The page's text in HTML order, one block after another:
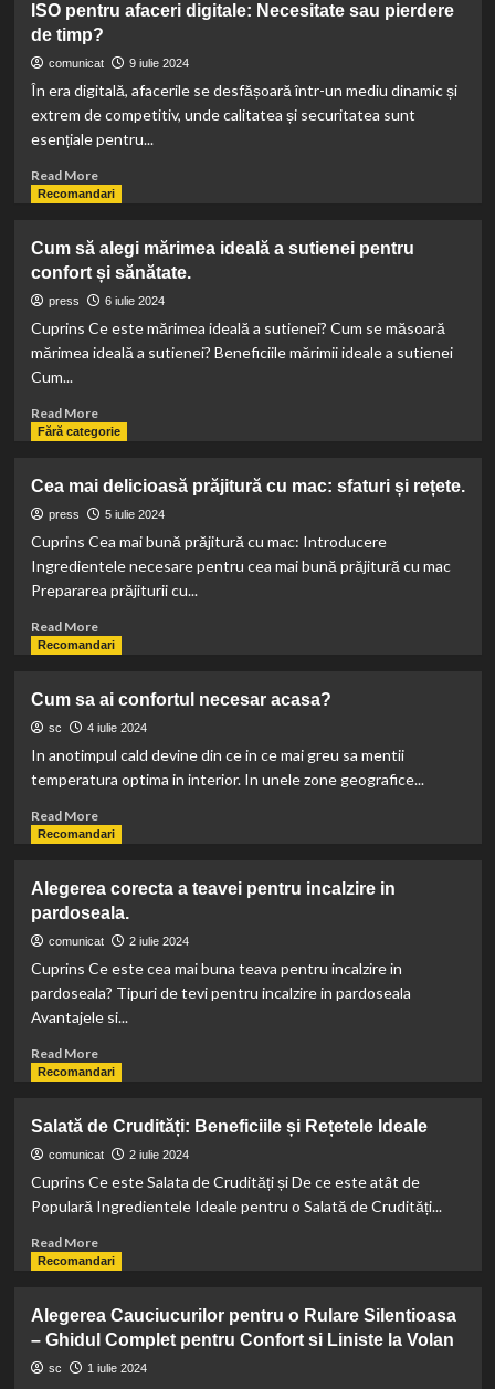
Neamt,
Ceahlau
si
Durau:
calatorie
in
si
natura
ISO pentru afaceri digitale: Necesitate sau pierdere
de timp?
comunicat 9 iulie 2024
În era digitală, afacerile se desfășoară într-un mediu dinamic și
extrem de competitiv, unde calitatea și securitatea sunt
esențiale pentru...
Read MoreRead
more
pentru
afaceri
digitale:
Necesitate
pierdere
Recomandari
Cum să alegi mărimea ideală a sutienei pentru
confort și sănătate.
press 6 iulie 2024
Cuprins Ce este mărimea ideală a sutienei? Cum se măsoară
mărimea ideală a sutienei? Beneficiile mărimii ideale a sutienei
Cum...
Read MoreRead
more
să
alegi
mărimea
ideală
sutienei
confort
Fără categorie
Cea mai delicioasă prăjitură cu mac: sfaturi și rețete.
press 5 iulie 2024
Cuprins Cea mai bună prăjitură cu mac: Introducere
Ingredientele necesare pentru cea mai bună prăjitură cu mac
Prepararea prăjiturii cu...
Read MoreRead
more
mai
delicioasă
prăjitură
sfaturi
și
Recomandari
Cum sa ai confortul necesar acasa?
sc 4 iulie 2024
In anotimpul cald devine din ce in ce mai greu sa mentii
temperatura optima in interior. In unele zone geografice...
Read MoreRead
more
sa
ai
confortul
necesar
Recomandari
Alegerea corecta a teavei pentru incalzire in
pardoseala.
comunicat 2 iulie 2024
Cuprins Ce este cea mai buna teava pentru incalzire in
pardoseala? Tipuri de tevi pentru incalzire in pardoseala
Avantajele si...
Read MoreRead
more
corecta
a
teavei
pentru
incalzire
in
pardoseala.
Recomandari
Salată de Crudități: Beneficiile și Rețetele Ideale
comunicat 2 iulie 2024
Cuprins Ce este Salata de Crudități și De ce este atât de
Populară Ingredientele Ideale pentru o Salată de Crudități...
Read MoreRead
more
de
Crudități:
Beneficiile
Recomandari
Alegerea Cauciucurilor pentru o Rulare Silentioasa
– Ghidul Complet pentru Confort si Liniste la Volan
sc 1 iulie 2024